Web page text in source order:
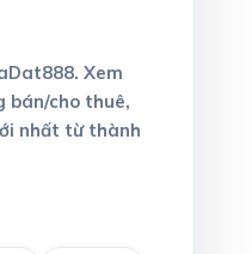
Xem
bán/cho thuê,
nhất từ thành